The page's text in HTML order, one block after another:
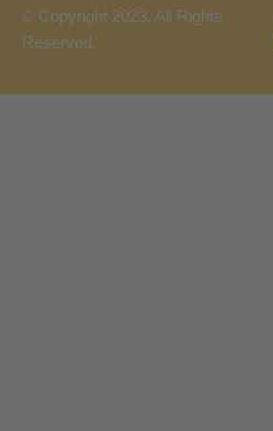
© Copyright 2023. All Rights
Reserved.